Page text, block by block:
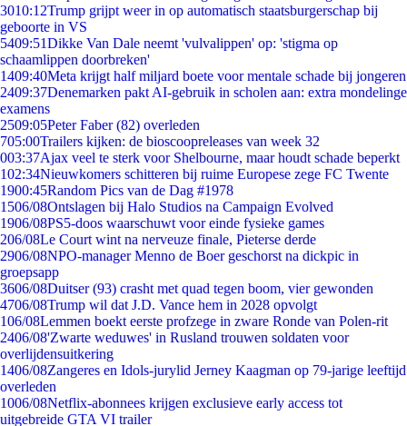
3010:12Trump grijpt weer in op automatisch staatsburgerschap bij
geboorte in VS
5409:51Dikke Van Dale neemt 'vulvalippen' op: 'stigma op
schaamlippen doorbreken'
1409:40Meta krijgt half miljard boete voor mentale schade bij jongeren
2409:37Denemarken pakt AI-gebruik in scholen aan: extra mondelinge
examens
2509:05Peter Faber (82) overleden
705:00Trailers kijken: de bioscoopreleases van week 32
003:37Ajax veel te sterk voor Shelbourne, maar houdt schade beperkt
102:34Nieuwkomers schitteren bij ruime Europese zege FC Twente
1900:45Random Pics van de Dag #1978
1506/08Ontslagen bij Halo Studios na Campaign Evolved
1906/08PS5-doos waarschuwt voor einde fysieke games
206/08Le Court wint na nerveuze finale, Pieterse derde
2906/08NPO-manager Menno de Boer geschorst na dickpic in
groepsapp
3606/08Duitser (93) crasht met quad tegen boom, vier gewonden
4706/08Trump wil dat J.D. Vance hem in 2028 opvolgt
106/08Lemmen boekt eerste profzege in zware Ronde van Polen-rit
2406/08'Zwarte weduwes' in Rusland trouwen soldaten voor
overlijdensuitkering
1406/08Zangeres en Idols-jurylid Jerney Kaagman op 79-jarige leeftijd
overleden
1006/08Netflix-abonnees krijgen exclusieve early access tot
uitgebreide GTA VI trailer